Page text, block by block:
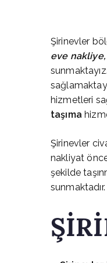
Şirinevler
eve
hizmetleri
taşıma
Şirinevler
nakliyat
şekilde
sunmaktadır.